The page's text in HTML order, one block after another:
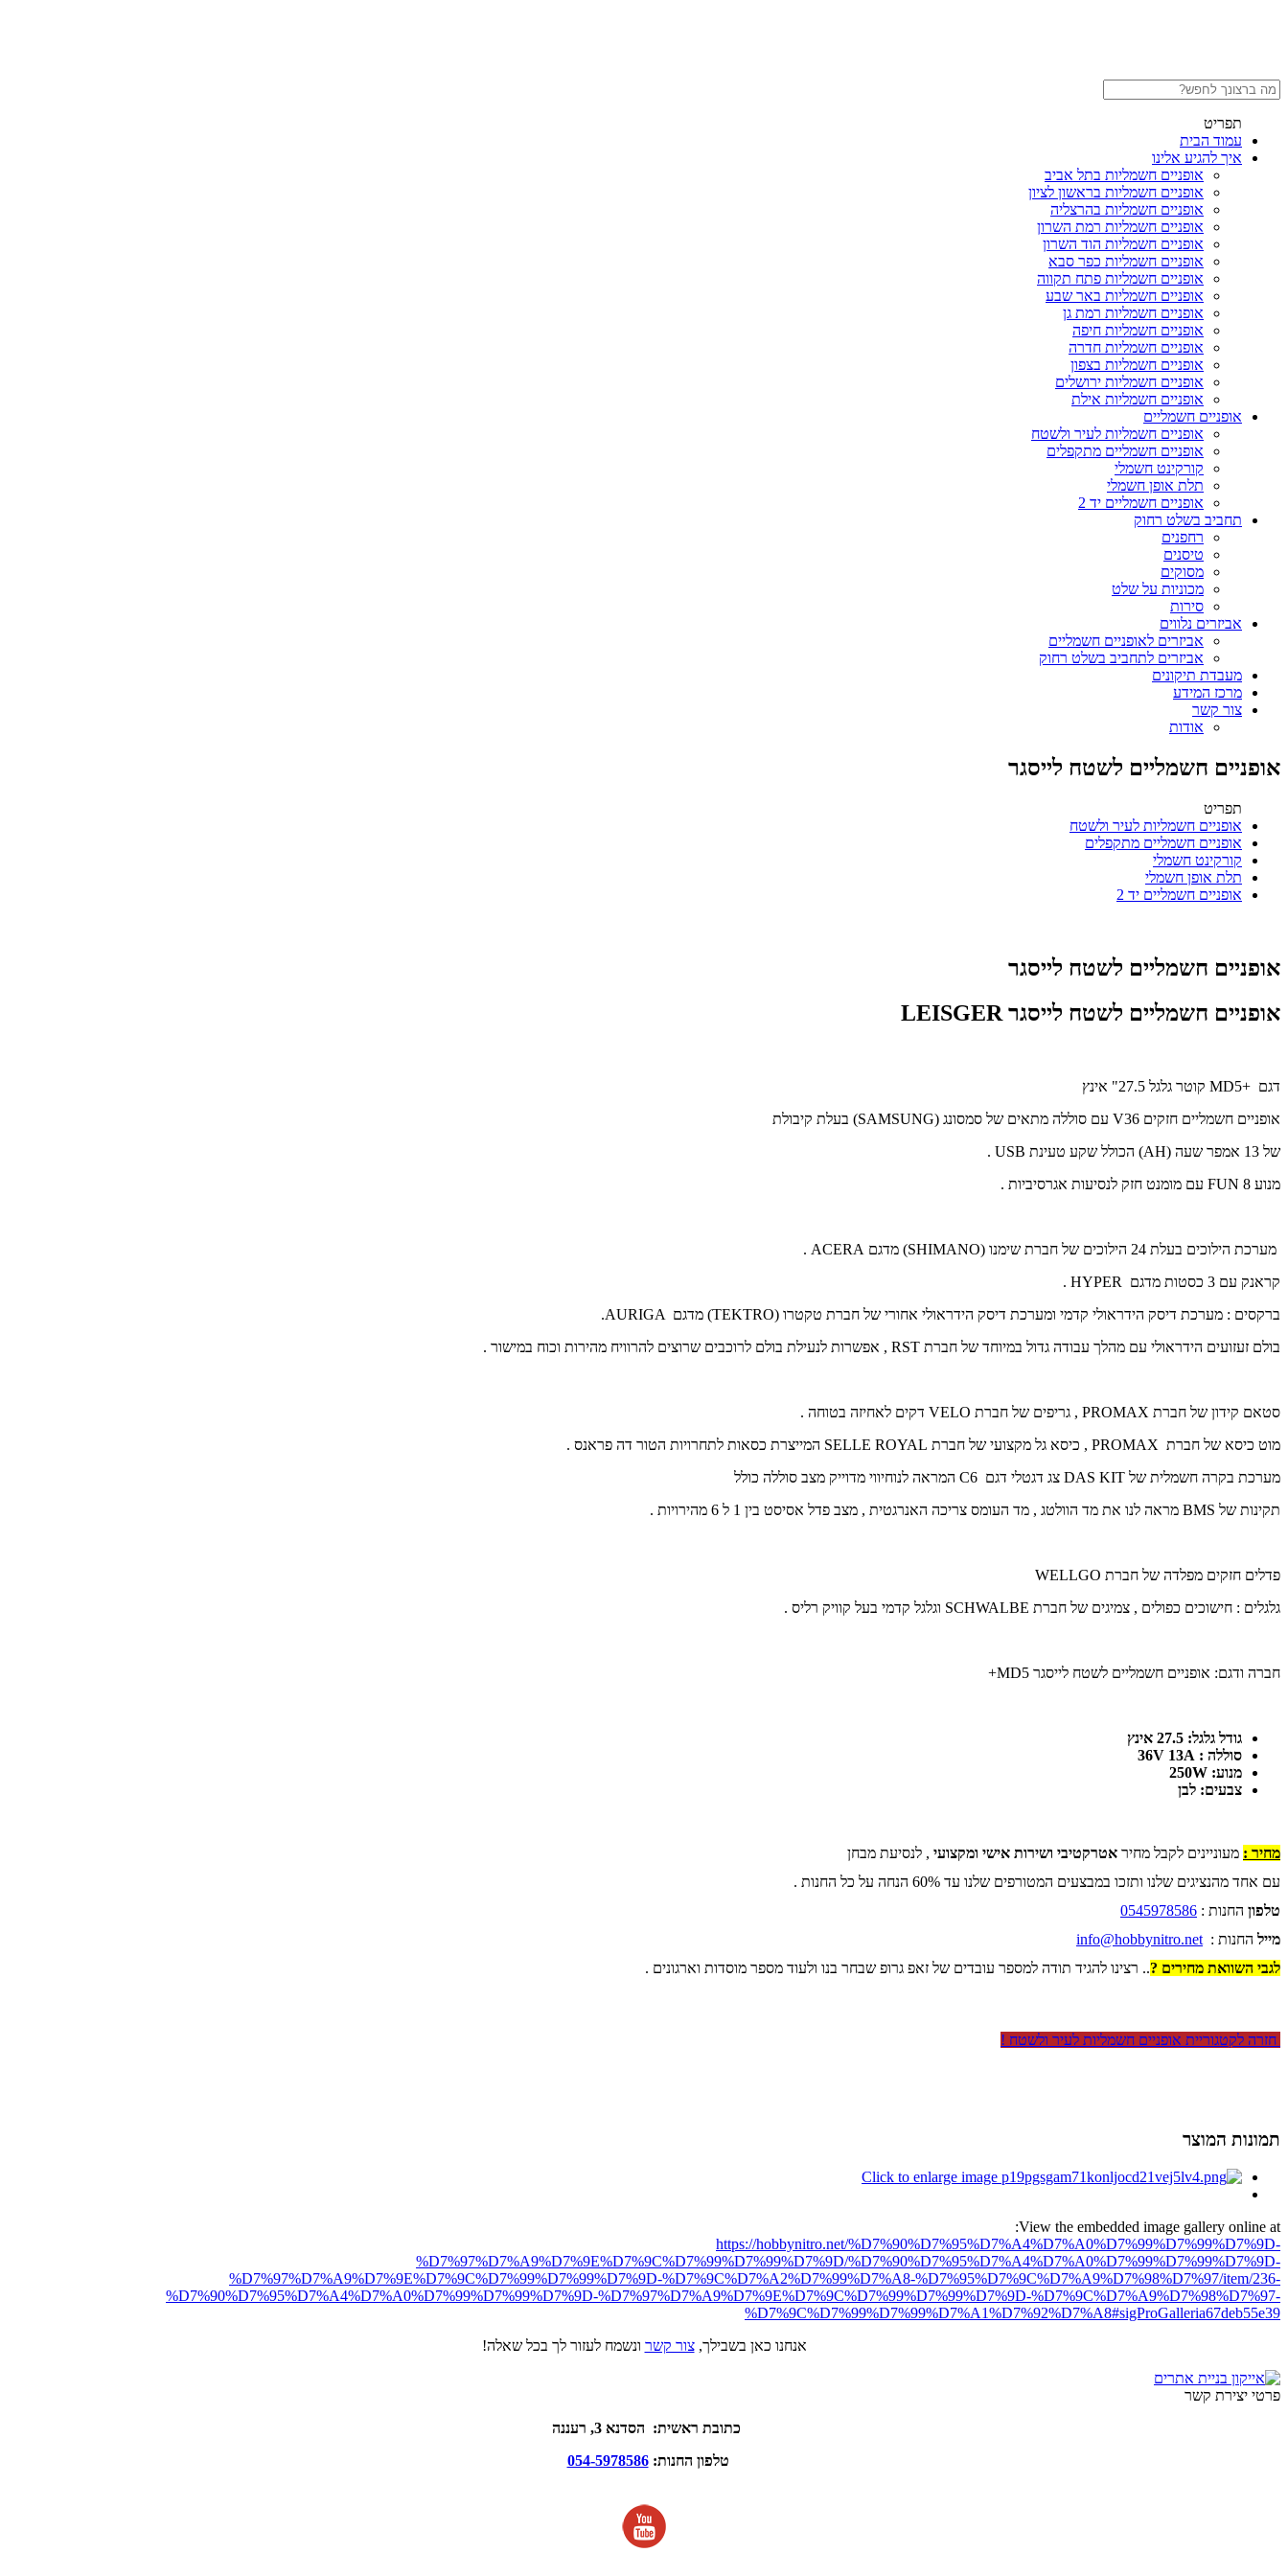
תפריט
עמוד הבית
איך להגיע אלינו
אופניים חשמליות בתל אביב
אופניים חשמליות בראשון לציון
אופניים חשמליות בהרצליה
אופניים חשמליות רמת השרון
אופניים חשמליות הוד השרון
אופניים חשמליות כפר סבא
אופניים חשמליות פתח תקווה
אופניים חשמליות באר שבע
אופניים חשמליות רמת גן
אופניים חשמליות חיפה
אופניים חשמליות חדרה
אופניים חשמליות בצפון
אופניים חשמליות ירושלים
אופניים חשמליות אילת
אופניים חשמליים
אופניים חשמליות לעיר ולשטח
אופניים חשמליים מתקפלים
קורקינט חשמלי
תלת אופן חשמלי
אופניים חשמליים יד 2
תחביב בשלט רחוק
רחפנים
טיסנים
מסוקים
מכוניות על שלט
סירות
אביזרים נלווים
אביזרים לאופניים חשמליים
אביזרים לתחביב בשלט רחוק
מעבדת תיקונים
מרכז המידע
צור קשר
אודות
אופניים חשמליים לשטח לייסגר
תפריט
אופניים חשמליות לעיר ולשטח
אופניים חשמליים מתקפלים
קורקינט חשמלי
תלת אופן חשמלי
אופניים חשמליים יד 2
אופניים חשמליים לשטח לייסגר
אופניים חשמליים לשטח לייסגר LEISGER
דגם MD5+ קוטר גלגל 27.5" אינץ
אופניים חשמליים חזקים 36
V עם סוללה מתאים של סמסונג (SAMSUNG) בעלת קיבולת
של 13 אמפר שעה (
AH) הכולל שקע טעינת USB
.
מנוע 8
FUN עם מומנט חזק לנסיעות אגרסיביות .
מערכת הילוכים בעלת 24 הילוכים של חברת שימנו ( SHIMANO) מדגם ACERA
.
קראנק עם 3 כסטות מדגם
HYPER
.
ברקסים : מערכת דיסק הידראולי קדמי ומערכת דיסק הידראולי אחורי של חברת טקטרו (TEKTRO) מדגם AURIGA
.
בולם זעזועים הידראולי עם מהלך עבודה גדול במיוחד של חברת RST , אפשרות לנעילת בולם לרוכבים שרוצים להרוויח מהירות וכוח במישור .
סטאם קידון של חברת PROMAX , גריפים של חברת VELO דקים לאחיזה בטוחה .
מוט כיסא של חברת PROMAX , כיסא גל מקצועי של חברת SELLE ROYAL המייצרת כסאות לתחרויות הטור דה פראנס .
מערכת בקרה חשמלית של DAS KIT צג דגטלי דגם C6 המראה לנוחיווי מדוייק מצב סוללה כולל
תקינות של BMS מראה לנו את מד הוולטג , מד העומס צריכה האנרגטית , מצב פדל אסיסט בין 1 ל 6 מהירויות .
פדלים חזקים מפלדה של חברת WELLGO
גלגלים : חישוכים כפולים , צמיגים של חברת SCHWALBE וגלגל קדמי בעל קוויק רליס .
חברה ודגם: אופניים חשמליים לשטח לייסגר MD5+
גודל גלגל: 27.5 אינץ
סוללה : 36V 13A
מנוע: 250W
צבעים: לבן
מחיר : מעוניינים לקבל מחיר אטרקטיבי ושירות אישי ומקצועי , לנסיעת מבחן
עם אחד מהנציגים שלנו ותזכו במבצעים המטורפים שלנו עד 60% הנחה על כל החנות .
טלפון החנות : 0545978586
מייל החנות : info@hobbynitro.net
לגבי השוואת מחירים ?.. רצינו להגיד תודה למספר עובדים של זאפ גרופ שבחר בנו ולעוד מספר מוסדות וארגונים .
חזרה לקטגוריית אופניים חשמליות לעיר ולשטח !
תמונות המוצר
View the embedded image gallery online at:
https://hobbynitro.net/%D7%90%D7%95%D7%A4%D7%A0%D7%99%D7%99%D7%9D-
%D7%97%D7%A9%D7%9E%D7%9C%D7%99%D7%99%D7%9D/%D7%90%D7%95%D7%A4%D7%A0%D7%99%D7%99%D7%9D-
%D7%97%D7%A9%D7%9E%D7%9C%D7%99%D7%99%D7%9D-%D7%9C%D7%A2%D7%99%D7%A8-%D7%95%D7%9C%D7%A9%D7%98%D7%97/item/236-
%D7%90%D7%95%D7%A4%D7%A0%D7%99%D7%99%D7%9D-%D7%97%D7%A9%D7%9E%D7%9C%D7%99%D7%99%D7%9D-%D7%9C%D7%A9%D7%98%D7%97-
%D7%9C%D7%99%D7%99%D7%A1%D7%92%D7%A8#sigProGalleria67deb55e39
אנחנו כאן בשבילך,צור קשר ונשמח לעזור לך בכל שאלה!
פרטי יצירת קשר
כתובת ראשית: הסדנא 3, רעננה
טלפון החנות:054-5978586